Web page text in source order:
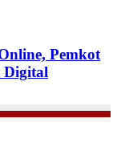
Pemkot
Digital